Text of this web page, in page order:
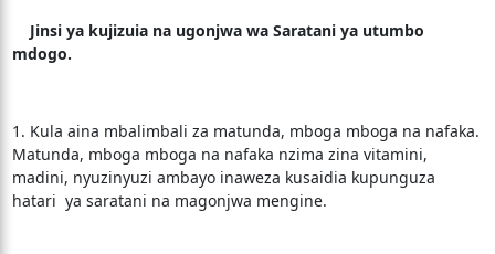
Jinsi ya kujizuia na ugonjwa wa Saratani ya utumbo
mdogo.
1. Kula aina mbalimbali za matunda, mboga mboga na nafaka.
Matunda, mboga mboga na nafaka nzima zina vitamini,
madini, nyuzinyuzi ambayo inaweza kusaidia kupunguza
hatari ya saratani na magonjwa mengine.